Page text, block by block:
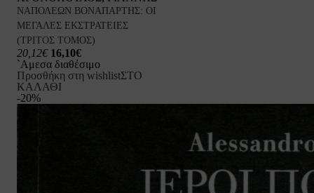
ΝΑΠΟΛΕΩΝ ΒΟΝΑΠΑΡΤΗΣ: ΟΙ
ΜΕΓΑΛΕΣ ΕΚΣΤΡΑΤΕΙΕΣ
(ΤΡΙΤΟΣ ΤΟΜΟΣ)
20,12€ 16,10€
`Αμεσα διαθέσιμο
Προσθήκη στη wishlistΣΤΟ
ΚΑΛΑΘΙ
-20%